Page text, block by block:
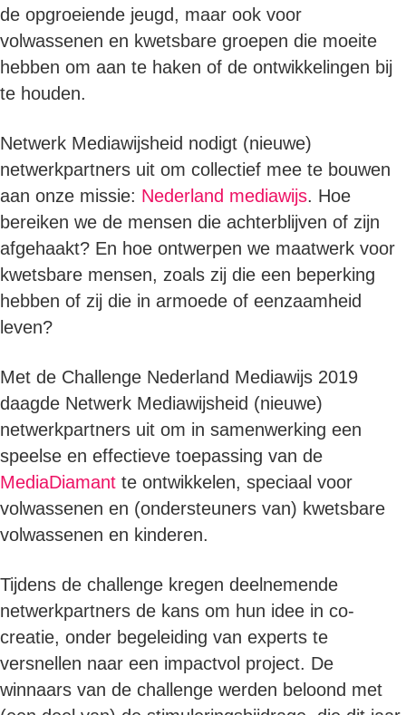
de opgroeiende jeugd, maar ook voor
volwassenen en kwetsbare groepen die moeite
hebben om aan te haken of de ontwikkelingen bij
te houden.
Netwerk Mediawijsheid nodigt (nieuwe)
netwerkpartners uit om collectief mee te bouwen
aan onze missie: Nederland mediawijs. Hoe
bereiken we de mensen die achterblijven of zijn
afgehaakt? En hoe ontwerpen we maatwerk voor
kwetsbare mensen, zoals zij die een beperking
hebben of zij die in armoede of eenzaamheid
leven?
Met de Challenge Nederland Mediawijs 2019
daagde Netwerk Mediawijsheid (nieuwe)
netwerkpartners uit om in samenwerking een
speelse en effectieve toepassing van de
MediaDiamant te ontwikkelen, speciaal voor
volwassenen en (ondersteuners van) kwetsbare
volwassenen en kinderen.
Tijdens de challenge kregen deelnemende
netwerkpartners de kans om hun idee in co-
creatie, onder begeleiding van experts te
versnellen naar een impactvol project. De
winnaars van de challenge werden beloond met